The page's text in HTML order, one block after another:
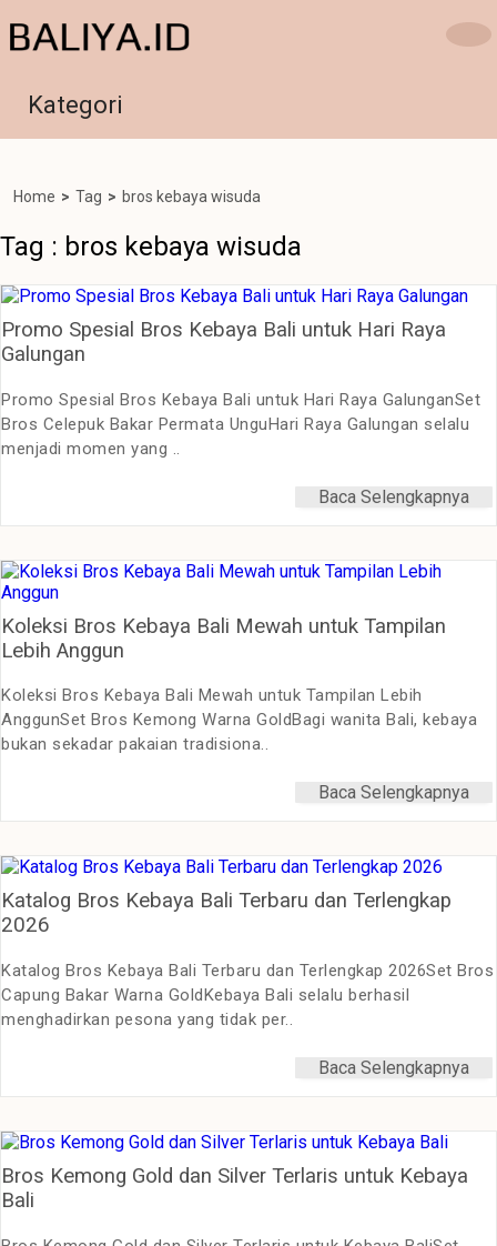
Kategori
Home > Tag > bros kebaya wisuda
Tag : bros kebaya wisuda
Promo Spesial Bros Kebaya Bali untuk Hari Raya
Galungan
Promo Spesial Bros Kebaya Bali untuk Hari Raya GalunganSet
Bros Celepuk Bakar Permata UnguHari Raya Galungan selalu
menjadi momen yang ..
Baca Selengkapnya
Koleksi Bros Kebaya Bali Mewah untuk Tampilan
Lebih Anggun
Koleksi Bros Kebaya Bali Mewah untuk Tampilan Lebih
AnggunSet Bros Kemong Warna GoldBagi wanita Bali, kebaya
bukan sekadar pakaian tradisiona..
Baca Selengkapnya
Katalog Bros Kebaya Bali Terbaru dan Terlengkap
2026
Katalog Bros Kebaya Bali Terbaru dan Terlengkap 2026Set Bros
Capung Bakar Warna GoldKebaya Bali selalu berhasil
menghadirkan pesona yang tidak per..
Baca Selengkapnya
Bros Kemong Gold dan Silver Terlaris untuk Kebaya
Bali